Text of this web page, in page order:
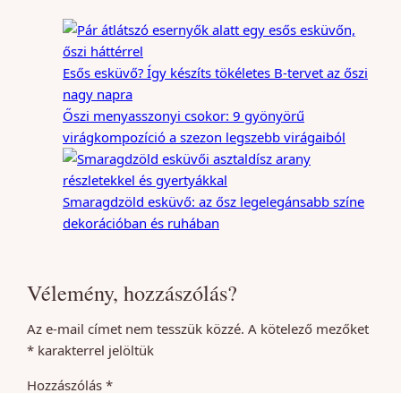
Esős esküvő? Így készíts tökéletes B-tervet az őszi
nagy napra
Őszi menyasszonyi csokor: 9 gyönyörű
virágkompozíció a szezon legszebb virágaiból
Smaragdzöld esküvő: az ősz legelegánsabb színe
dekorációban és ruhában
Vélemény, hozzászólás?
Az e-mail címet nem tesszük közzé. A kötelező mezőket
* karakterrel jelöltük
Hozzászólás *